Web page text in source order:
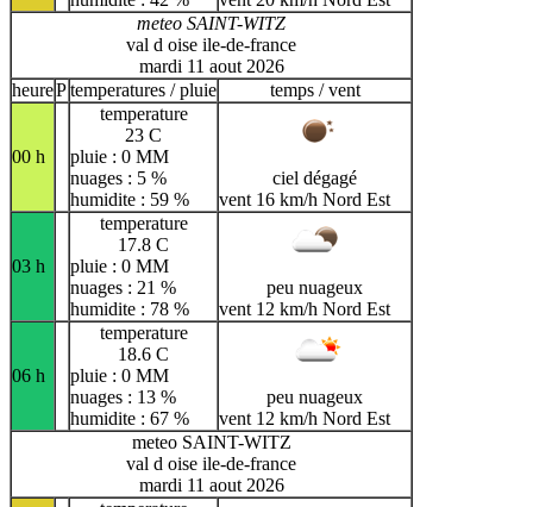
meteo SAINT-WITZ
val d oise ile-de-france
mardi 11 aout 2026
heurePtemperatures / pluie temps / vent
00 h
temperature
23 C
pluie : 0 MM
nuages : 5 %
humidite : 59 %
ciel dégagé
vent 16 km/h Nord Est
03 h
temperature
17.8 C
pluie : 0 MM
nuages : 21 %
humidite : 78 %
peu nuageux
vent 12 km/h Nord Est
06 h
temperature
18.6 C
pluie : 0 MM
nuages : 13 %
humidite : 67 %
peu nuageux
vent 12 km/h Nord Est
meteo SAINT-WITZ
val d oise ile-de-france
mardi 11 aout 2026